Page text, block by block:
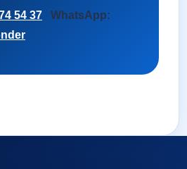
54 37
WhatsApp: